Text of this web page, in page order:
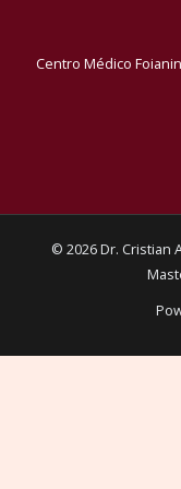
Centro Médico
© 2026 Dr. Cristian